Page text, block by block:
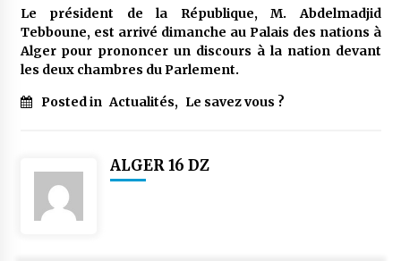
officiels sur les réseaux sociaux
1 semaine ago
Droit de change : Le CPA lance une carte VISA
1 semaine ago
En service à partir du 1er août prochain :
Lancement de la plateforme numérique dédiée
à l’importation
Le président de la République, M. Abdelmadjid
Tebboune, est arrivé dimanche au Palais des nations à
Alger pour prononcer un discours à la nation devant
les deux chambres du Parlement.
Posted in Actualités, Le savez vous ?
ALGER 16 DZ